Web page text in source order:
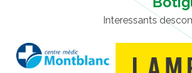
Interessants